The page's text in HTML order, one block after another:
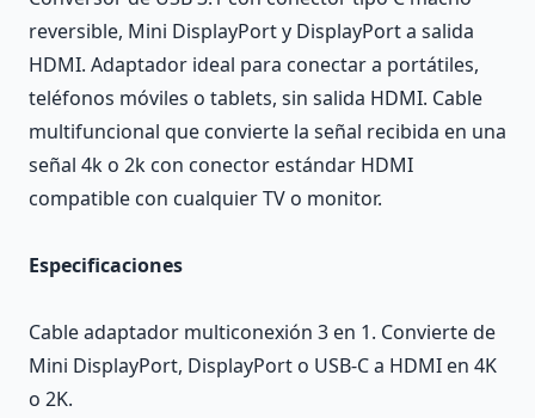
reversible, Mini DisplayPort y DisplayPort a salida
HDMI. Adaptador ideal para conectar a portátiles,
teléfonos móviles o tablets, sin salida HDMI. Cable
multifuncional que convierte la señal recibida en una
señal 4k o 2k con conector estándar HDMI
compatible con cualquier TV o monitor.
Especificaciones
Cable adaptador multiconexión 3 en 1. Convierte de
Mini DisplayPort, DisplayPort o USB-C a HDMI en 4K
o 2K.